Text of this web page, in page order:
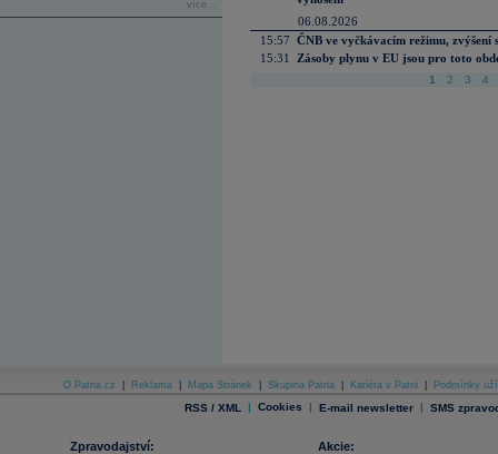
více...
06.08.2026
15:57 ČNB ve vyčkávacím režimu, zvýšení
15:31
Zásoby plynu v EU jsou pro toto
1 2 3 4
O Patria.cz Reklama Mapa Stránek Skupina Patria Kariéra v Patrii Podmínky
RSS / XML | Cookies | E-mail newsletter | SMS
Zpravodajství:
Akcie: